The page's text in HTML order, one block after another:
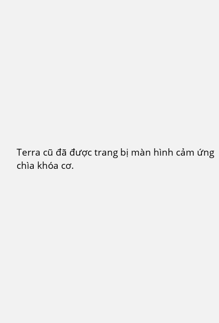
Terra cũ đã được trang bị màn hình cảm ứng
chìa khóa cơ.